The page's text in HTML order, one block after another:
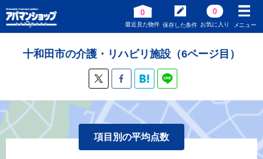
0
最近見た物件 保存した条件
0
お気に入り メニュー
十和田市の介護・リハビリ施設（6ページ目）
項目別の平均点数